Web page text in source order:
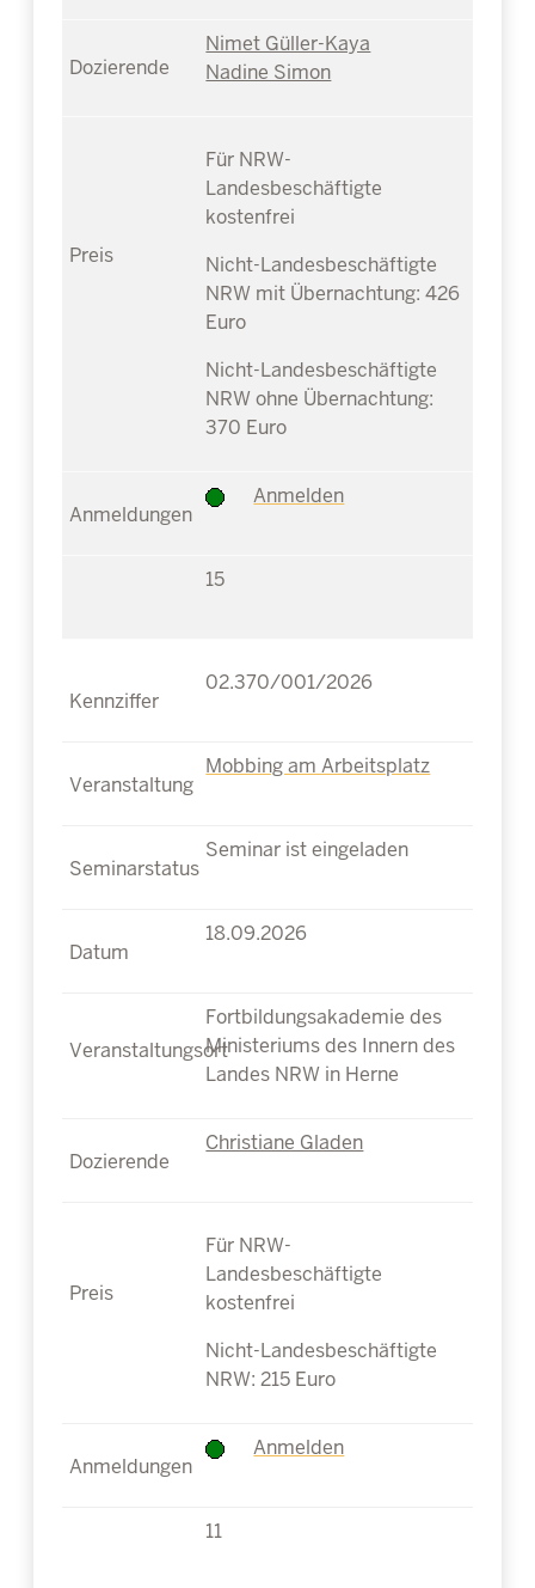
Nimet Güller-Kaya
Nadine Simon
Für NRW-
Landesbeschäftigte
kostenfrei
Nicht-Landesbeschäftigte
NRW mit Übernachtung: 426
Euro
Nicht-Landesbeschäftigte
NRW ohne Übernachtung:
370 Euro
Anmelden
15
02.370/001/2026
Mobbing am Arbeitsplatz
Seminar ist eingeladen
18.09.2026
Fortbildungsakademie des
Ministeriums des Innern des
Landes NRW in Herne
Christiane Gladen
Für NRW-
Landesbeschäftigte
kostenfrei
Nicht-Landesbeschäftigte
NRW: 215 Euro
Anmelden
11